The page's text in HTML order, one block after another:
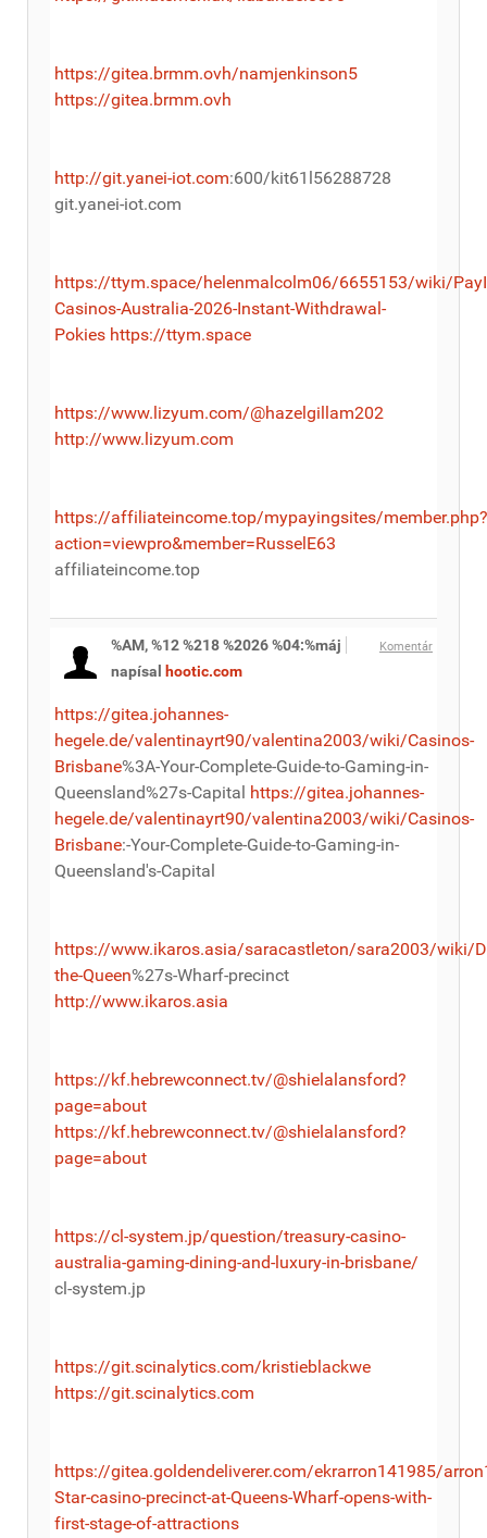
https://gitea.brmm.ovh/namjenkinson5
https://gitea.brmm.ovh
http://git.yanei-iot.com:600/kit61l56288728
git.yanei-iot.com
https://ttym.space/helenmalcolm06/6655153/wiki/
Casinos-Australia-2026-Instant-Withdrawal-
Pokies https://ttym.space
https://www.lizyum.com/@hazelgillam202
http://www.lizyum.com
https://affiliateincome.top/mypayingsites/member.php?
action=viewpro&member=RusselE63
affiliateincome.top
Komentár
%AM, %12 %218 %2026 %04:%máj
napísal
hootic.com
https://gitea.johannes-
hegele.de/valentinayrt90/valentina2003/wiki/Casinos-
Brisbane%3A-Your-Complete-Guide-to-Gaming-in-
Queensland%27s-Capital https://gitea.johannes-
hegele.de/valentinayrt90/valentina2003/wiki/Casinos-
Brisbane:-Your-Complete-Guide-to-Gaming-in-
Queensland's-Capital
https://www.ikaros.asia/saracastleton/sara2003/wiki/
the-Queen%27s-Wharf-precinct
http://www.ikaros.asia
https://kf.hebrewconnect.tv/@shielalansford?
page=about
https://kf.hebrewconnect.tv/@shielalansford?
page=about
https://cl-system.jp/question/treasury-casino-
australia-gaming-dining-and-luxury-in-brisbane/
cl-system.jp
https://git.scinalytics.com/kristieblackwe
https://git.scinalytics.com
https://gitea.goldendeliverer.com/ekrarron141985/
Star-casino-precinct-at-Queens-Wharf-opens-with-
first-stage-of-attractions